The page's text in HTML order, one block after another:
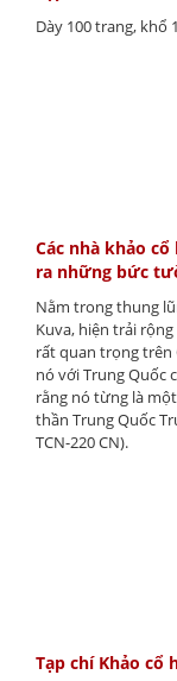
Dày 100 trang, khổ
Các nhà khảo
ra những bức
Nằm trong thung
Kuva, hiện trải
rất quan trọng trên
nó với Trung Quốc
rằng nó từng là
thần Trung Quốc
TCN-220 CN).
Tạp chí Khảo cổ